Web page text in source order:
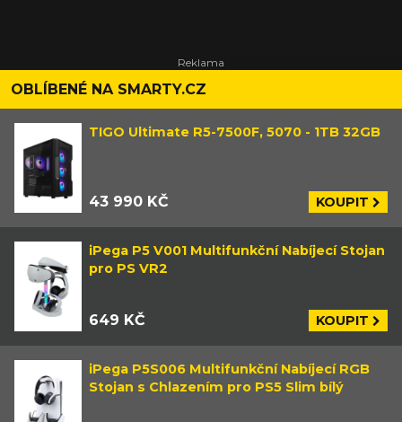
OBLÍBENÉ NA SMARTY.CZ
TIGO Ultimate R5-7500F, 5070 - 1TB 32GB
43 990 KČ KOUPIT
iPega P5 V001 Multifunkční Nabíjecí Stojan
pro PS VR2
649 KČ KOUPIT
iPega P5S006 Multifunkční Nabíjecí RGB
Stojan s Chlazením pro PS5 Slim bílý